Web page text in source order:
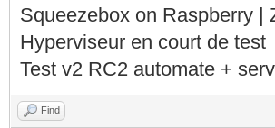
Squeezebox on Raspberry |
Hyperviseur en court de test
Test v2 RC2 automate +
Find